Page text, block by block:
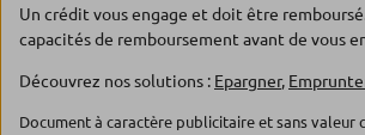
Un crédit vous engage et doit être
capacités de remboursement avant de vous
Découvrez nos solutions : Epargner,
Document à caractère publicitaire et sans valeur